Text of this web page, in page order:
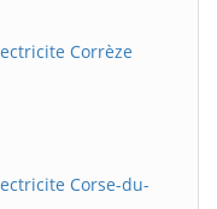
Corrèze
Corse-du-